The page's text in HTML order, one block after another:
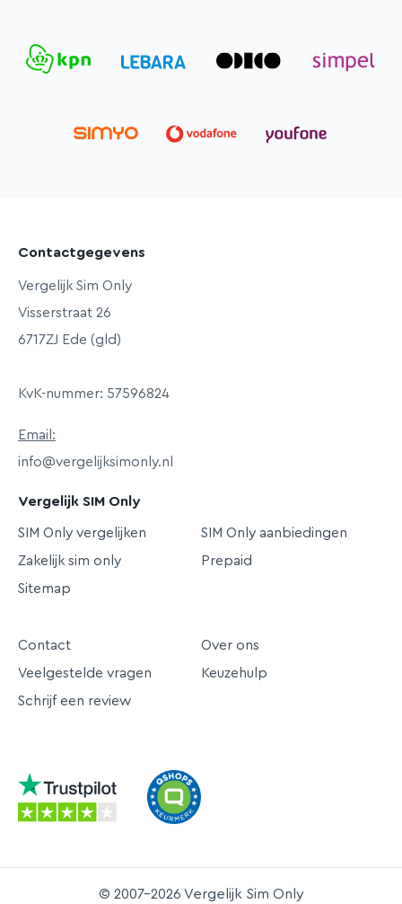
Contactgegevens
Vergelijk Sim Only
Visserstraat 26
6717ZJ Ede (gld)
KvK-nummer: 57596824
Email:
info@vergelijksimonly.nl
Vergelijk SIM Only
SIM Only vergelijken
SIM Only aanbiedingen
Zakelijk sim only
Prepaid
Sitemap
Contact
Over ons
Veelgestelde vragen
Keuzehulp
Schrijf een review
© 2007-2026 Vergelijk Sim Only